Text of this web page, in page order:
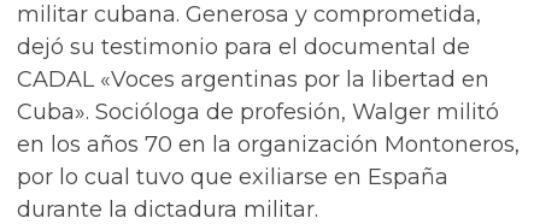
militar cubana. Generosa y comprometida,
dejó su testimonio para el documental de
CADAL «Voces argentinas por la libertad en
Cuba». Socióloga de profesión, Walger militó
en los años 70 en la organización Montoneros,
por lo cual tuvo que exiliarse en España
durante la dictadura militar.